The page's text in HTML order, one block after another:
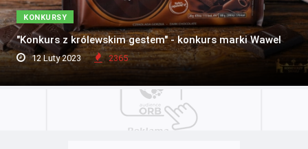
KONKURSY
"Konkurs z królewskim gestem" - konkurs marki Wawel
12 Luty 2023 2365